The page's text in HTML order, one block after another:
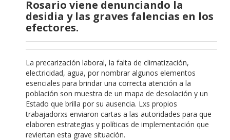
Rosario viene denunciando la
desidia y las graves falencias en los
efectores.
La precarización laboral, la falta de climatización,
electricidad, agua, por nombrar algunos elementos
esenciales para brindar una correcta atención a la
población son muestra de un mapa de desolación y un
Estado que brilla por su ausencia. Lxs propios
trabajadorxs enviaron cartas a las autoridades para que
elaboren estrategias y políticas de implementación que
reviertan esta grave situación.